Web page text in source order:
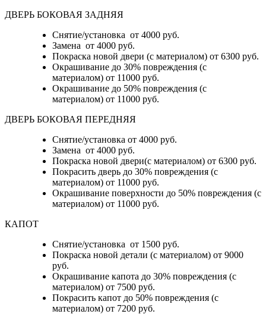
ДВЕРЬ БОКОВАЯ ЗАДНЯЯ
Снятие/установка от 4000 руб.
Замена от 4000 руб.
Покраска новой двери (с материалом) от 6300 руб.
Окрашивание до 30% повреждения (с
материалом) от 11000 руб.
Окрашивание до 50% повреждения (с
материалом) от 11000 руб.
ДВЕРЬ БОКОВАЯ ПЕРЕДНЯЯ
Снятие/установка от 4000 руб.
Замена от 4000 руб.
Покраска новой двери(с материалом) от 6300 руб.
Покрасить дверь до 30% повреждения (с
материалом) от 11000 руб.
Окрашивание поверхности до 50% повреждения (с
материалом) от 11000 руб.
КАПОТ
Снятие/установка от 1500 руб.
Покраска новой детали (с материалом) от 9000
руб.
Окрашивание капота до 30% повреждения (с
материалом) от 7500 руб.
Покрасить капот до 50% повреждения (с
материалом) от 7200 руб.